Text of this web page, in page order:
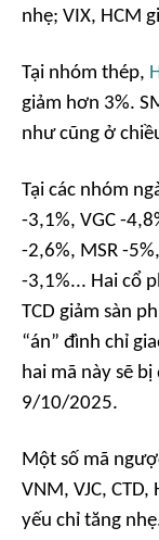
nhẹ; VIX, HCM
Tại nhóm thép,
giảm hơn 3%.
như cũng ở
Tại các nhóm
-3,1%, VGC -
-2,6%, MSR -
-3,1%... Hai cổ
TCD giảm sàn
“án” đình chỉ
hai mã này sẽ
9/10/2025.
Một số mã
VNM, VJC,
yếu chỉ tăng